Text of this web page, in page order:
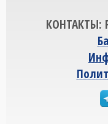
КОНТАКТЫ: